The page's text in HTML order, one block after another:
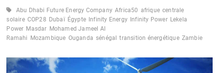
Abu Dhabi Future Energy Company Africa50 afrique centrale
solaire COP28 Dubaï Égypte Infinity Energy Infinity Power Lekela
Power Masdar Mohamed Jameel Al
Ramahi
Mozambique Ouganda sénégal transition énergétique Zambie